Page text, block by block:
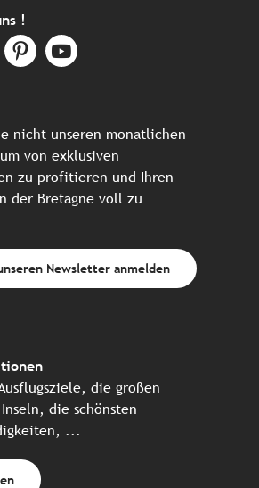
!
nicht unseren monatlichen
von exklusiven
zu profitieren und Ihren
der Bretagne voll zu
Newsletter anmelden
die großen
die schönsten
...